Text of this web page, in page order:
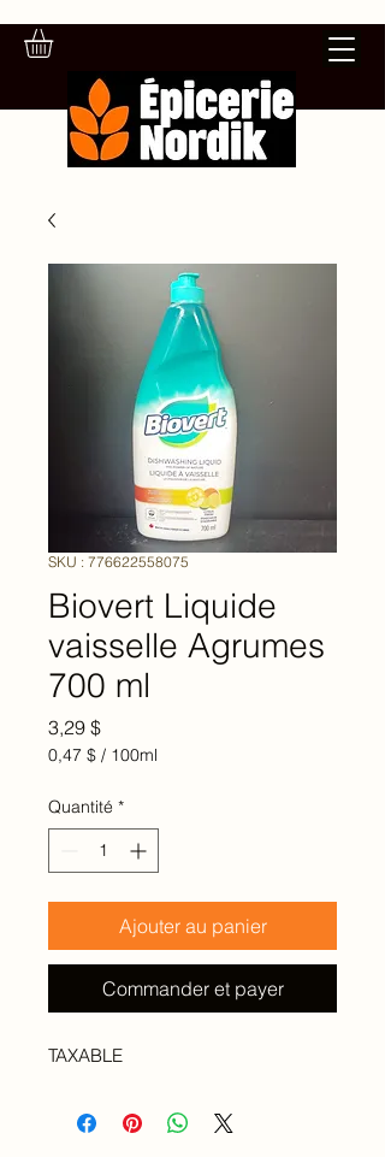
SKU : 776622558075
Biovert Liquide
vaisselle Agrumes
700 ml
3,29 $Prix
0,47 $ / 100ml
pour
100
Millilitres
Quantité *
Ajouter au panier
Commander et payer
TAXABLE